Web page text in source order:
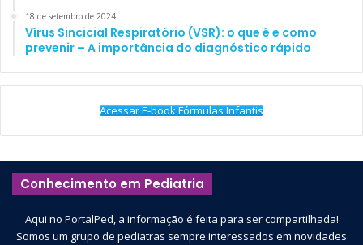
Basatemur E, Horsfall L, Marston L, et al. Trends in the
Diagnosis of Vitamin D Deficiency. Pediatrics.
2017;139(3):e20162748
18 de setembro de 2024
Vírus Sincicial Respiratório (VSR): o que é e como
prevenir – A importância do diagnóstico rápido
Acessar E-book Fórmulas Infantis
Conhecimento em Pediatria
Aqui no PortalPed, a informação é feita para ser compartilhada!
Somos um grupo de pediatras sempre interessados em novidades